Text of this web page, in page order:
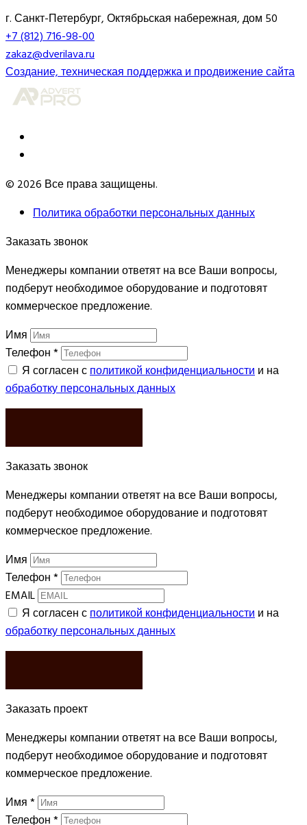
г. Санкт-Петербург, Октябрьская набережная, дом 50
+7 (812) 716-98-00
zakaz@dverilava.ru
Создание, техническая поддержка и продвижение сайта
© 2026 Все права защищены.
Политика обработки персональных данных
Заказать звонок
Менеджеры компании ответят на все Ваши вопросы,
подберут необходимое оборудование и подготовят
коммерческое предложение.
Имя
Телефон*
Я согласен сполитикой конфиденциальностии на
обработку персональных данных
Заказать звонок
Менеджеры компании ответят на все Ваши вопросы,
подберут необходимое оборудование и подготовят
коммерческое предложение.
Имя
Телефон*
EMAIL
Я согласен сполитикой конфиденциальностии на
обработку персональных данных
Заказать проект
Менеджеры компании ответят на все Ваши вопросы,
подберут необходимое оборудование и подготовят
коммерческое предложение.
Имя*
Телефон*